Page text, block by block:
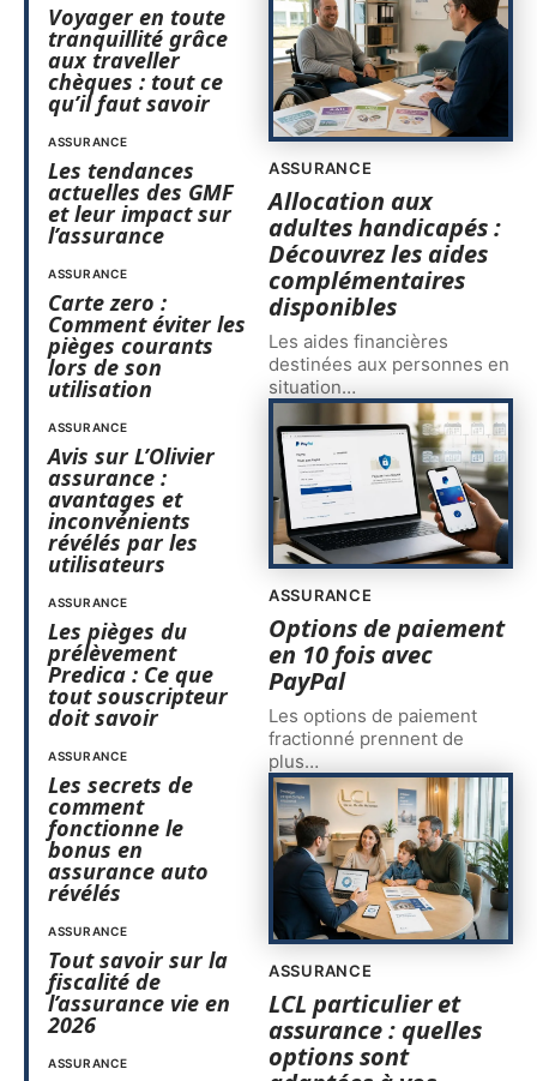
Voyager en toute
tranquillité grâce
aux traveller
chèques : tout ce
qu’il faut savoir
ASSURANCE
Les tendances
actuelles des GMF
et leur impact sur
l’assurance
ASSURANCE
Carte zero :
Comment éviter les
pièges courants
lors de son
utilisation
ASSURANCE
Avis sur L’Olivier
assurance :
avantages et
inconvénients
révélés par les
utilisateurs
ASSURANCE
Les pièges du
prélèvement
Predica : Ce que
tout souscripteur
doit savoir
ASSURANCE
Les secrets de
comment
fonctionne le
bonus en
assurance auto
révélés
ASSURANCE
Tout savoir sur la
fiscalité de
l’assurance vie en
2026
ASSURANCE
ASSURANCE
Allocation aux
adultes handicapés :
Découvrez les aides
complémentaires
disponibles
Les aides financières
destinées aux personnes en
situation…
ASSURANCE
Options de paiement
en 10 fois avec
PayPal
Les options de paiement
fractionné prennent de
plus…
ASSURANCE
LCL particulier et
assurance : quelles
options sont